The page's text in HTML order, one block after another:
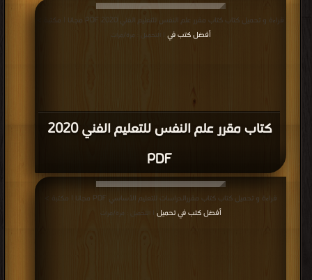
كتاب مقرر علم النفس للتعليم الفني 2020
PDF
قراءة و تحميل كتاب كتاب مقرر علم النفس للتعليم الفني 2020 PDF مجانا | مكتبة >
أفضل كتب في
| التحميل : مرة/مرات
قراءة و تحميل كتاب كتاب مقررالدراسات للتعليم الأساسي PDF مجانا | مكتبة >
أفضل كتب في تحميل | التحميل : مرة/مرات